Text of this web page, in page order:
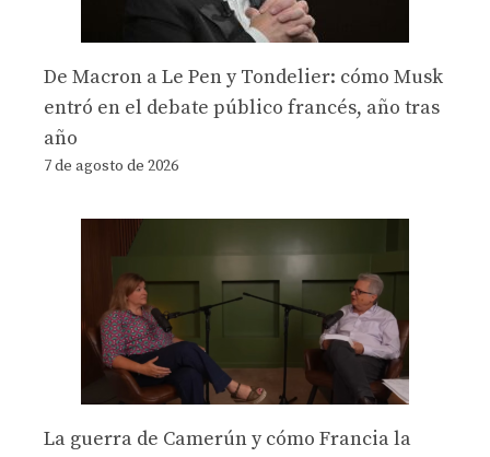
De Macron a Le Pen y Tondelier: cómo Musk
entró en el debate público francés, año tras
año
7 de agosto de 2026
La guerra de Camerún y cómo Francia la